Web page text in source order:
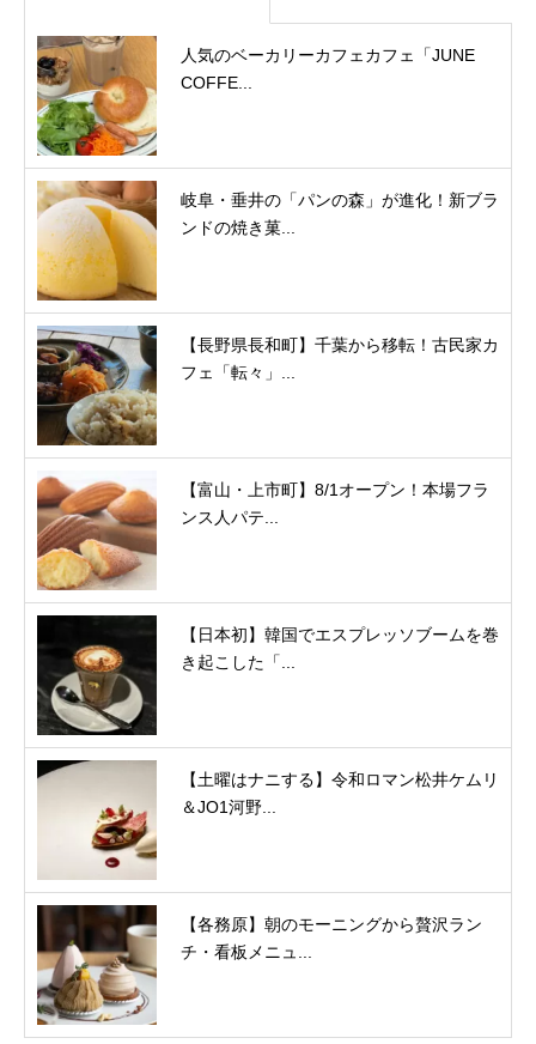
人気のベーカリーカフェカフェ「JUNE
COFFE...
岐阜・垂井の「パンの森」が進化！新ブラ
ンドの焼き菓...
【長野県長和町】千葉から移転！古民家カ
フェ「転々」...
【富山・上市町】8/1オープン！本場フラ
ンス人パテ...
【日本初】韓国でエスプレッソブームを巻
き起こした「...
【土曜はナニする】令和ロマン松井ケムリ
＆JO1河野...
【各務原】朝のモーニングから贅沢ラン
チ・看板メニュ...